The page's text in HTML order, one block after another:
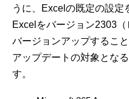
うに、Excelの既定の設定
Excelをバージョン2303
バージョンアップするこ
アップデートの対象とな
す。